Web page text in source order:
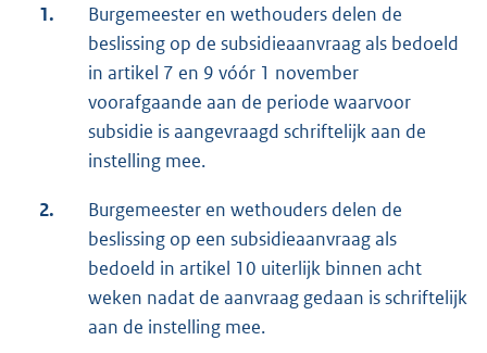
1.
Burgemeester en wethouders delen de
beslissing op de subsidieaanvraag als bedoeld
in artikel 7 en 9 vóór 1 november
voorafgaande aan de periode waarvoor
subsidie is aangevraagd schriftelijk aan de
instelling mee.
2.
Burgemeester en wethouders delen de
beslissing op een subsidieaanvraag als
bedoeld in artikel 10 uiterlijk binnen acht
weken nadat de aanvraag gedaan is schriftelijk
aan de instelling mee.